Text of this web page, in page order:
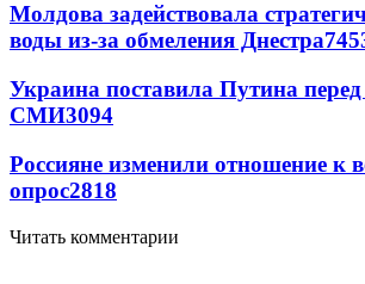
Молдова задействовала
воды из-за обмеления Днестра
Украина поставила Путина
СМИ3094
Россияне изменили отношение к
опрос2818
Читать комментарии